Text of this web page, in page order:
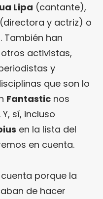
Lipa (cantante),
(directora y actriz) o
También han
activistas,
y
que son lo
Fantastic nos
sí, incluso
en la lista del
en cuenta.
porque la
de hacer